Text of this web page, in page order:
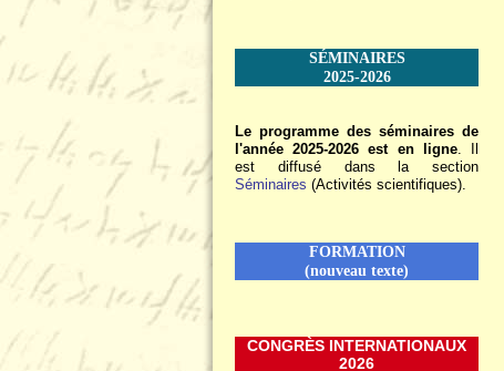
SÉMINAIRES
2025-2026
Le programme des séminaires de
l'année 2025-2026 est en ligne. Il
est diffusé dans la section
Séminaires (Activités scientifiques).
FORMATION
(nouveau texte)
CONGRÈS INTERNATIONAUX
2026